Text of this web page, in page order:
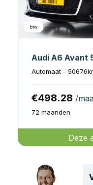
btw
Automaat -
€498.28 /
72 maanden
Deze